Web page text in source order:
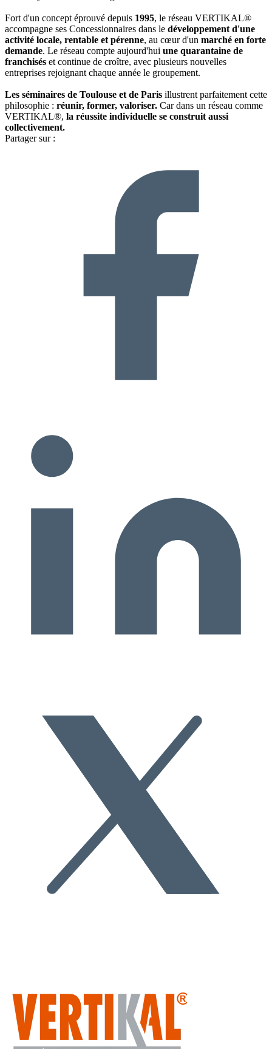
Fort d'un concept éprouvé depuis 1995, le réseau VERTIKAL®
accompagne ses Concessionnaires dans le développement d'une
activité locale, rentable et pérenne, au cœur d'un marché en forte
demande. Le réseau compte aujourd'hui une quarantaine de
franchisés et continue de croître, avec plusieurs nouvelles
entreprises rejoignant chaque année le groupement.
Les séminaires de Toulouse et de Paris illustrent parfaitement cette
philosophie : réunir, former, valoriser. Car dans un réseau comme
VERTIKAL®, la réussite individuelle se construit aussi
collectivement.
Partager sur :